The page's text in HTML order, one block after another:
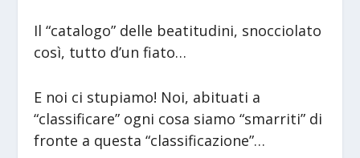
Il “catalogo” delle beatitudini, snocciolato
così, tutto d’un fiato…
E noi ci stupiamo! Noi, abituati a
“classificare” ogni cosa siamo “smarriti” di
fronte a questa “classificazione”…